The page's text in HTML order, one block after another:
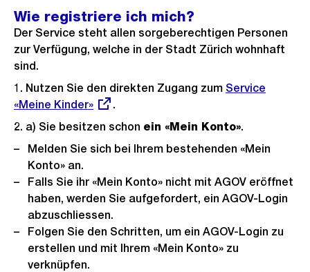
Wie registriere ich mich?
Der Service steht allen sorgeberechtigen Personen
zur Verfügung, welche in der Stadt Zürich wohnhaft
sind.
1. Nutzen Sie den direkten Zugang zum Externer
Service
«Meine Kinder»
.
2. a) Sie besitzen schon ein «Mein Konto».
Melden Sie sich bei Ihrem bestehenden «Mein
Konto» an.
Falls Sie ihr «Mein Konto» nicht mit AGOV eröffnet
haben, werden Sie aufgefordert, ein AGOV-Login
abzuschliessen.
Folgen Sie den Schritten, um ein AGOV-Login zu
erstellen und mit Ihrem «Mein Konto» zu
verknüpfen.